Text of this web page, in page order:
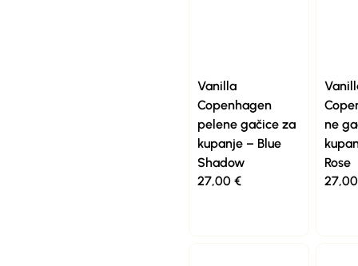
Vanilla
Copenhagen
pelene gačice za
kupanje – Blue
Shadow
27,00 €
ne
Rose